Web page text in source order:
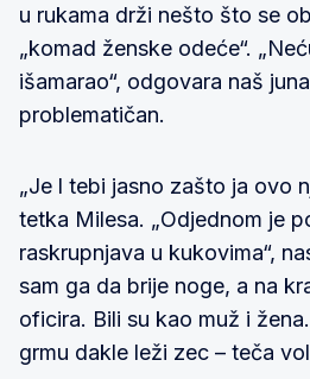
u rukama drži nešto što se
„komad ženske odeće“.
išamarao“, odgovara naš
problematičan.
„Je l tebi jasno zašto ja ovo
tetka Milesa. „Odjednom je
raskrupnjava u kukovima“,
sam ga da brije noge, a na
oficira. Bili su kao muž i
grmu dakle leži zec – teča